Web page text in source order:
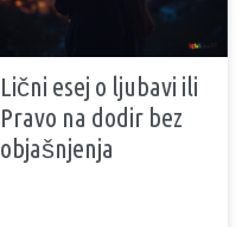
Lični esej o ljubavi ili
Pravo na dodir bez
objašnjenja